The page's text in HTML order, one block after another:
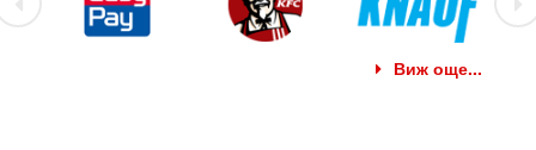
Виж още...